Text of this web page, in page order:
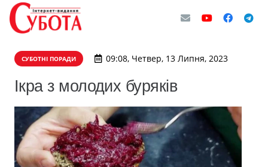
СУБОТНІ ПОРАДИ 09:08, Четвер, 13 Липня, 2023
Ікра з молодих буряків